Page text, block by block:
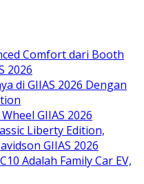
Comfort dari Booth
2026
di GIIAS 2026 Dengan
GIIAS 2026
Liberty Edition,
GIIAS 2026
Adalah Family Car EV,